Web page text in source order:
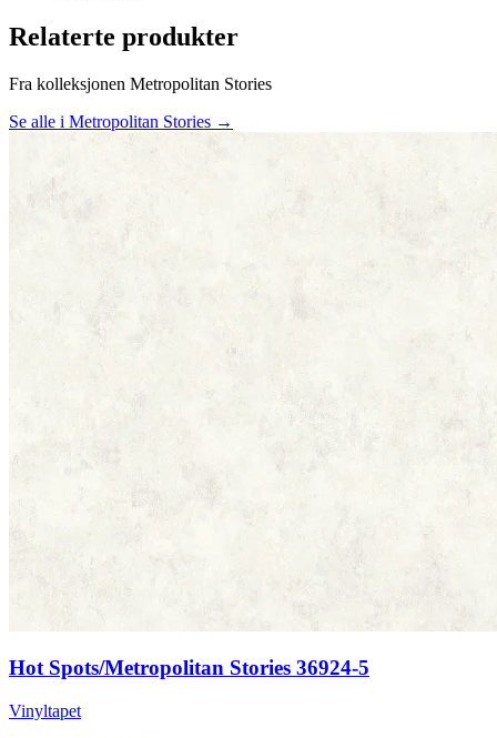
Relaterte produkter
Fra kolleksjonen Metropolitan Stories
Se alle i Metropolitan Stories →
Hot Spots/Metropolitan Stories 36924-5
Vinyltapet